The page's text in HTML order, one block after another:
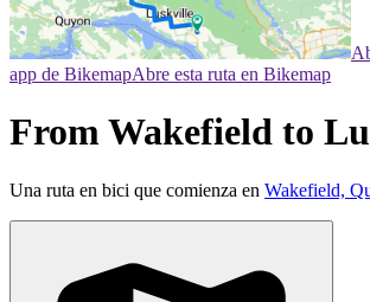
app de BikemapAbre esta ruta en Bikemap
From Wakefield to
Una ruta en bici que comienza en Wakefield,